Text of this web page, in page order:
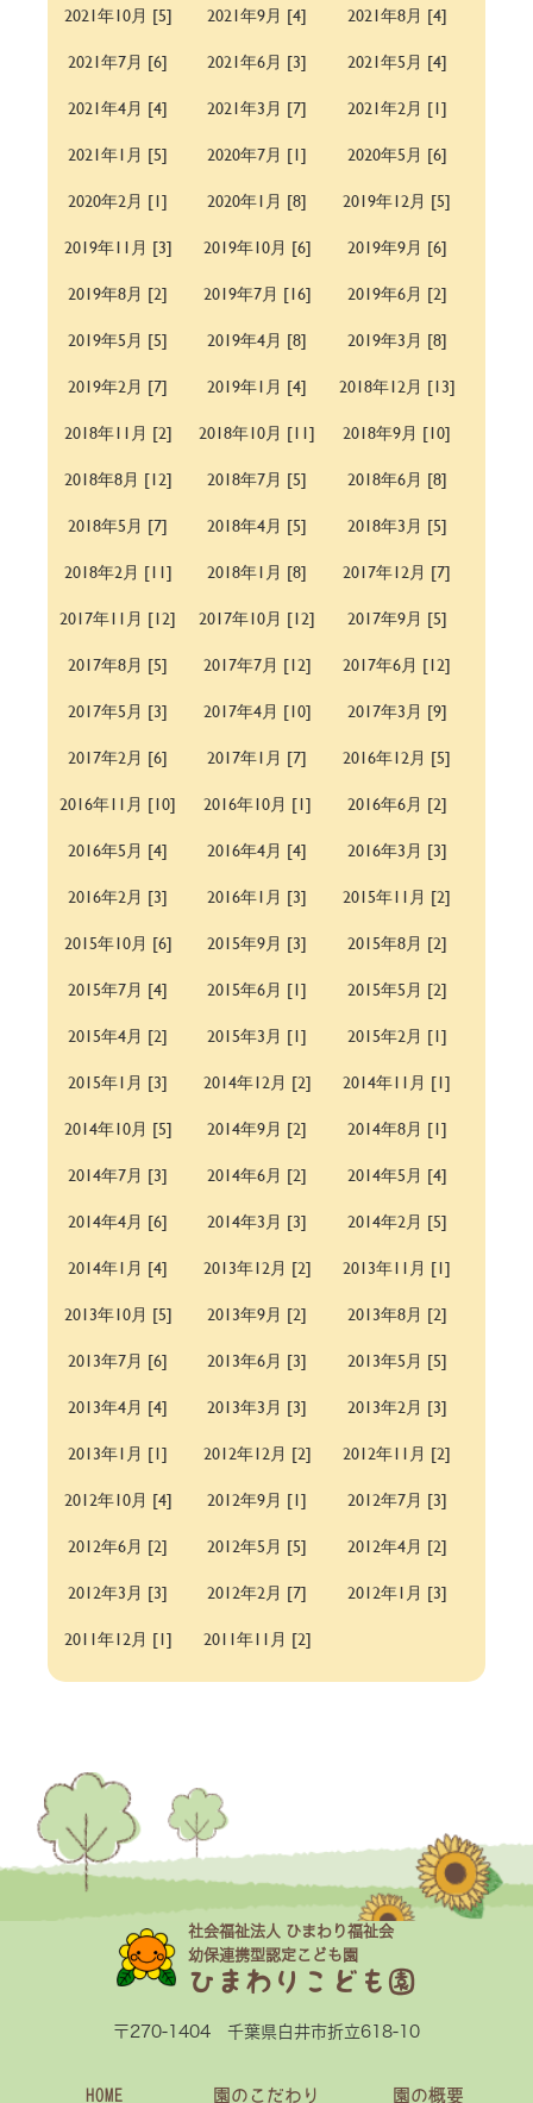
2021年10月 [5]
2021年9月 [4]
2021年8月 [4]
2021年7月 [6]
2021年6月 [3]
2021年5月 [4]
2021年4月 [4]
2021年3月 [7]
2021年2月 [1]
2021年1月 [5]
2020年7月 [1]
2020年5月 [6]
2020年2月 [1]
2020年1月 [8]
2019年12月 [5]
2019年11月 [3]
2019年10月 [6]
2019年9月 [6]
2019年8月 [2]
2019年7月 [16]
2019年6月 [2]
2019年5月 [5]
2019年4月 [8]
2019年3月 [8]
2019年2月 [7]
2019年1月 [4]
2018年12月 [13]
2018年11月 [2]
2018年10月 [11]
2018年9月 [10]
2018年8月 [12]
2018年7月 [5]
2018年6月 [8]
2018年5月 [7]
2018年4月 [5]
2018年3月 [5]
2018年2月 [11]
2018年1月 [8]
2017年12月 [7]
2017年11月 [12]
2017年10月 [12]
2017年9月 [5]
2017年8月 [5]
2017年7月 [12]
2017年6月 [12]
2017年5月 [3]
2017年4月 [10]
2017年3月 [9]
2017年2月 [6]
2017年1月 [7]
2016年12月 [5]
2016年11月 [10]
2016年10月 [1]
2016年6月 [2]
2016年5月 [4]
2016年4月 [4]
2016年3月 [3]
2016年2月 [3]
2016年1月 [3]
2015年11月 [2]
2015年10月 [6]
2015年9月 [3]
2015年8月 [2]
2015年7月 [4]
2015年6月 [1]
2015年5月 [2]
2015年4月 [2]
2015年3月 [1]
2015年2月 [1]
2015年1月 [3]
2014年12月 [2]
2014年11月 [1]
2014年10月 [5]
2014年9月 [2]
2014年8月 [1]
2014年7月 [3]
2014年6月 [2]
2014年5月 [4]
2014年4月 [6]
2014年3月 [3]
2014年2月 [5]
2014年1月 [4]
2013年12月 [2]
2013年11月 [1]
2013年10月 [5]
2013年9月 [2]
2013年8月 [2]
2013年7月 [6]
2013年6月 [3]
2013年5月 [5]
2013年4月 [4]
2013年3月 [3]
2013年2月 [3]
2013年1月 [1]
2012年12月 [2]
2012年11月 [2]
2012年10月 [4]
2012年9月 [1]
2012年7月 [3]
2012年6月 [2]
2012年5月 [5]
2012年4月 [2]
2012年3月 [3]
2012年2月 [7]
2012年1月 [3]
2011年12月 [1]
2011年11月 [2]
社会福祉法人 ひまわり福祉会
幼保連携型認定こども園
ひまわりこども園
〒270-1404 千葉県白井市折立618-10
HOME 園のこだわり 園の概要